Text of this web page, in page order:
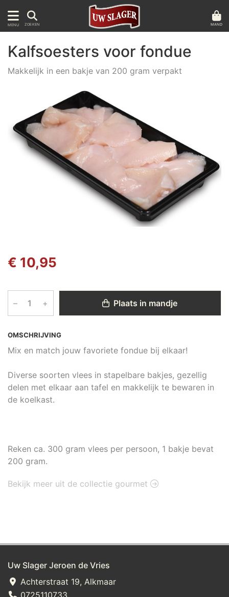
MENU ZOEKEN MAND
OMSCHRIJVING
Mix en match jouw favoriete fondue bij elkaar!
Diverse soorten vlees in stapelbare bakjes, gezellig
delen met elkaar aan tafel en makkelijk te bewaren in
de koelkast.
Reken ca. 300 gram vlees per persoon, 1 bakje bevat
200 gram.
Kalfsoesters voor fondue
Makkelijk in een bakje van 200 gram verpakt
€ 10,95
– + Plaats in mandje
Bekijk meer uit de collectie gourmet
Uw Slager Jeroen de Vries
Achterstraat 19, Alkmaar
0725110733